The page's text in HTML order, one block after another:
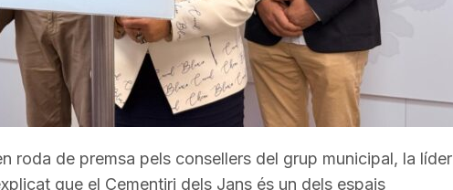
roda de premsa pels consellers del grup municipal, la líder
que el Cementiri dels Jans és un dels espais